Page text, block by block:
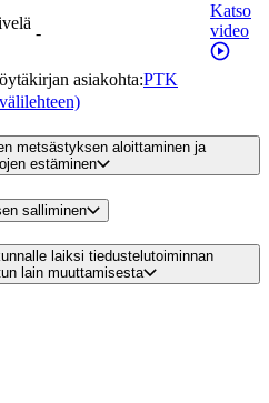
-
Katso
video
asiakohta:PTK
metsästyksen aloittaminen ja
estäminen
salliminen
laiksi tiedustelutoiminnan
lain muuttamisesta